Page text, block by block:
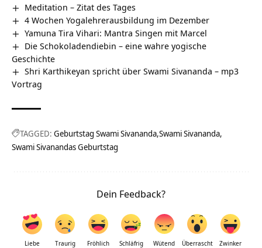
Meditation – Zitat des Tages
4 Wochen Yogalehrerausbildung im Dezember
Yamuna Tira Vihari: Mantra Singen mit Marcel
Die Schokoladendiebin – eine wahre yogische
Geschichte
Shri Karthikeyan spricht über Swami Sivananda – mp3
Vortrag
TAGGED: Geburtstag Swami Sivananda Swami Sivananda
Swami Sivanandas Geburtstag
Dein Feedback?
Liebe Traurig Fröhlich Schläfrig Wütend Überrascht Zwinker